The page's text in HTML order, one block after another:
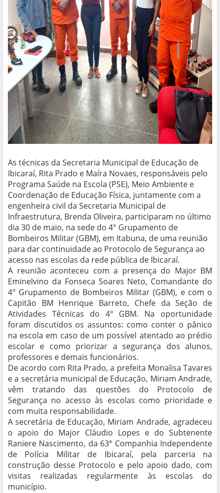
As técnicas da Secretaria Municipal de Educação de
Ibicaraí, Rita Prado e Maíra Novaes, responsáveis pelo
Programa Saúde na Escola (PSE), Meio Ambiente e
Coordenação de Educação Física, juntamente com a
engenheira civil da Secretaria Municipal de
Infraestrutura, Brenda Oliveira, participaram no último
dia 30 de maio, na sede do 4° Grupamento de
Bombeiros Militar (GBM), em Itabuna, de uma reunião
para dar continuidade ao Protocolo de Segurança ao
acesso nas escolas da rede pública de Ibicaraí.
A reunião aconteceu com a presença do Major BM
Eminelvino da Fonseca Soares Neto, Comandante do
4° Grupamento de Bombeiros Militar (GBM), e com o
Capitão BM Henrique Barreto, Chefe da Seção de
Atividades Técnicas do 4° GBM. Na oportunidade
foram discutidos os assuntos: como conter o pânico
na escola em caso de um possível atentado ao prédio
escolar e como priorizar a segurança dos alunos,
professores e demais funcionários.
De acordo com Rita Prado, a prefeita Monalisa Tavares
e a secretária municipal de Educação, Miriam Andrade,
vêm tratando das questões do Protocolo de
Segurança no acesso às escolas como prioridade e
com muita responsabilidade.
A secretária de Educação, Miriam Andrade, agradeceu
o apoio do Major Cláudio Lopes e do Subtenente
Raniere Nascimento, da 63ª Companhia Independente
de Polícia Militar de Ibicaraí, pela parceria na
construção desse Protocolo e pelo apoio dado, com
visitas realizadas regularmente às escolas do
município.